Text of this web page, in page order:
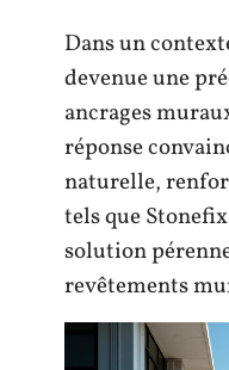
Dans un
devenue une
ancrages
réponse
naturelle,
tels que
solution
revêtements